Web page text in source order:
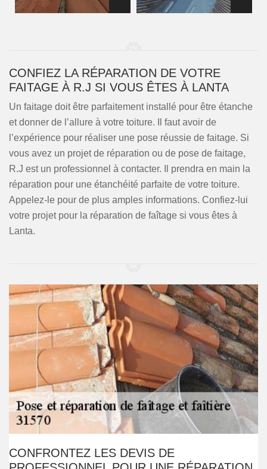
CONFIEZ LA RÉPARATION DE VOTRE
FAITAGE À R.J SI VOUS ÊTES À LANTA
Un faitage doit être parfaitement installé pour être étanche
et donner de l’allure à votre toiture. Il faut avoir de
l’expérience pour réaliser une pose réussie de faitage. Si
vous avez un projet de réparation ou de pose de faitage,
R.J est un professionnel à contacter. Il prendra en main la
réparation pour une étanchéité parfaite de votre toiture.
Appelez-le pour de plus amples informations. Confiez-lui
votre projet pour la réparation de faîtage si vous êtes à
Lanta.
CONFRONTEZ LES DEVIS DE